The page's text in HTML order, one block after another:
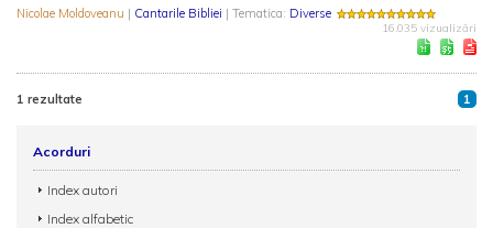
Nicolae Moldoveanu | Cantarile Bibliei | Tematica: Diverse
16.035 vizualizări
1 rezultate 1
Acorduri
Index autori
Index alfabetic